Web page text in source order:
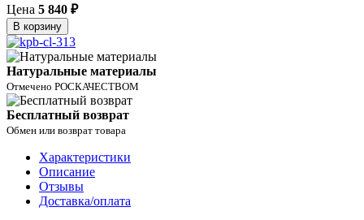
Цена 5 840 ₽
В корзину
Натуральные материалы
Отмечено РОСКАЧЕСТВОМ
Бесплатный возврат
Обмен или возврат товара
Характеристики
Описание
Отзывы
Доставка/оплата